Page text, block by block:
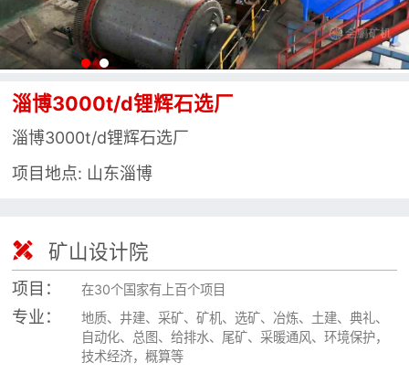
淄博3000t/d锂辉石选厂
淄博3000t/d锂辉石选厂
项目地点: 山东淄博
 矿山设计院
项目： 在30个国家有上百个项目
专业：
地质、井建、采矿、矿机、选矿、冶炼、土建、典礼、
自动化、总图、给排水、尾矿、采暖通风、环境保护，
技术经济，概算等
 案例中心
 服务体系
发展历程
企业文化